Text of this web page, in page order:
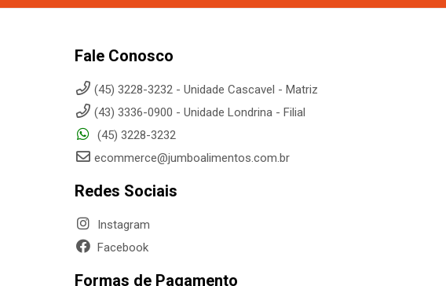
Fale Conosco
(45) 3228-3232 - Unidade Cascavel - Matriz
(43) 3336-0900 - Unidade Londrina - Filial
(45) 3228-3232
ecommerce@jumboalimentos.com.br
Redes Sociais
Instagram
Facebook
Formas de Pagamento